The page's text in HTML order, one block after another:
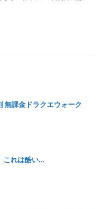
無課金ドラクエウォーク
これは酷い…